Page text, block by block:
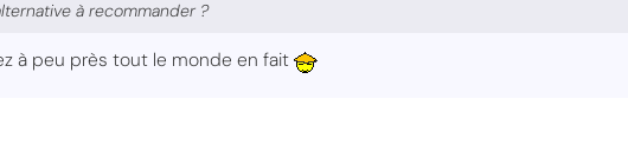
à recommander ?
à peu près tout le monde en fait